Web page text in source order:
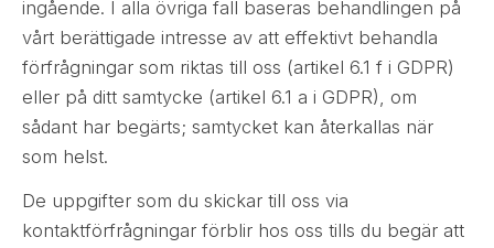
ingående. I alla övriga fall baseras behandlingen på
vårt berättigade intresse av att effektivt behandla
förfrågningar som riktas till oss (artikel 6.1 f i GDPR)
eller på ditt samtycke (artikel 6.1 a i GDPR), om
sådant har begärts; samtycket kan återkallas när
som helst.
De uppgifter som du skickar till oss via
kontaktförfrågningar förblir hos oss tills du begär att